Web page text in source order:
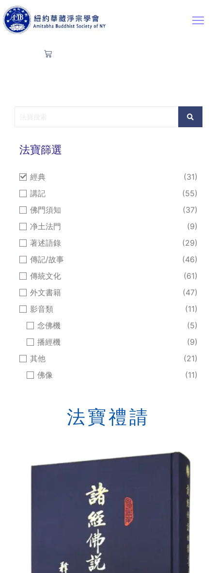
法寶篩選
經典
(31)
講記
(55)
佛門須知
(37)
净土法門
(9)
著述語錄
(29)
傳記/故事
(46)
傳統文化
(61)
外文書籍
(47)
影音類
(11)
念佛機
(5)
播經機
(9)
其他
(21)
佛像
(11)
法寶禮請